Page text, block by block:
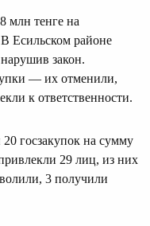
млн тенге на
В Есильском районе
закон.
— их отменили,
к ответственности.
госзакупок на сумму
29 лиц, из них
3 получили